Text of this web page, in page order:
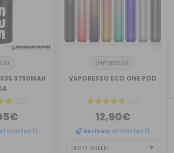
3750MAH
(22)
el martes 11
VAPORESSO
VAPORESSO ECO ONE POD
(41)
12,90€
Recíbelo el martes 11